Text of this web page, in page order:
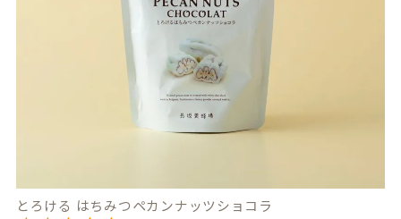
とろける はちみつペカンナッツショコラ